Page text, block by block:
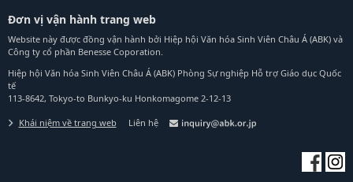
Đơn vị vận hành trang web
Website này được đồng vận hành bởi Hiệp hội Văn hóa Sinh Viên Châu Á (ABK) và
Công ty cổ phần Benesse Coporation.
Hiệp hội Văn hóa Sinh Viên Châu Á (ABK) Phòng Sự nghiệp Hỗ trợ Giáo dục Quốc
tế
113-8642, Tokyo-to Bunkyo-ku Honkomagome 2-12-13
Khái niệm về trang web Liên hệ